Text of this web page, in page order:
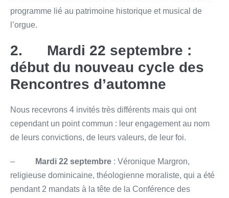
programme lié au patrimoine historique et musical de
l’orgue.
2. Mardi 22 septembre :
début du nouveau cycle des
Rencontres d’automne
Nous recevrons 4 invités très différents mais qui ont
cependant un point commun : leur engagement au nom
de leurs convictions, de leurs valeurs, de leur foi.
– Mardi 22 septembre : Véronique Margron,
religieuse dominicaine, théologienne moraliste, qui a été
pendant 2 mandats à la tête de la Conférence des